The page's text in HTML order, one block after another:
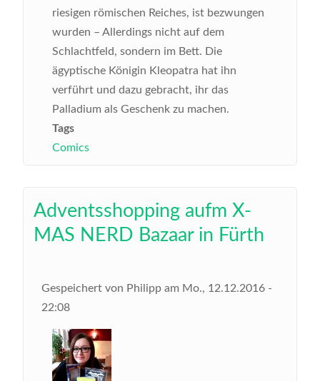
riesigen römischen Reiches, ist bezwungen
wurden – Allerdings nicht auf dem
Schlachtfeld, sondern im Bett. Die
ägyptische Königin Kleopatra hat ihn
verführt und dazu gebracht, ihr das
Palladium als Geschenk zu machen.
Tags
Comics
Adventsshopping aufm X-
MAS NERD Bazaar in Fürth
Gespeichert von Philipp am Mo., 12.12.2016 -
22:08